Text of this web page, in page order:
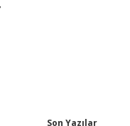
Son Yazılar